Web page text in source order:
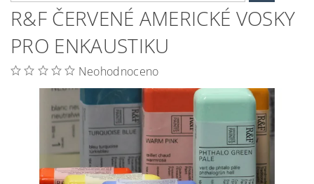
R&F ČERVENÉ AMERICKÉ VOSKY
PRO ENKAUSTIKU
Neohodnoceno